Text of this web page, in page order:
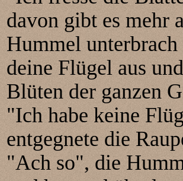
davon gibt es mehr
Hummel
deine Flügel aus
Blüten der ganzen
"Ich habe keine
entgegnete die
"Ach so", die